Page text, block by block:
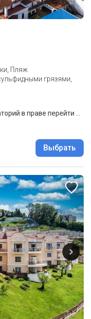
Пляж
грязями,
Важно! При маленькой загрузке Санаторий в праве перейти на 3-х разовое КОМПЛЕКСНОЕ питание. Путевка без лечения.
Выбрать